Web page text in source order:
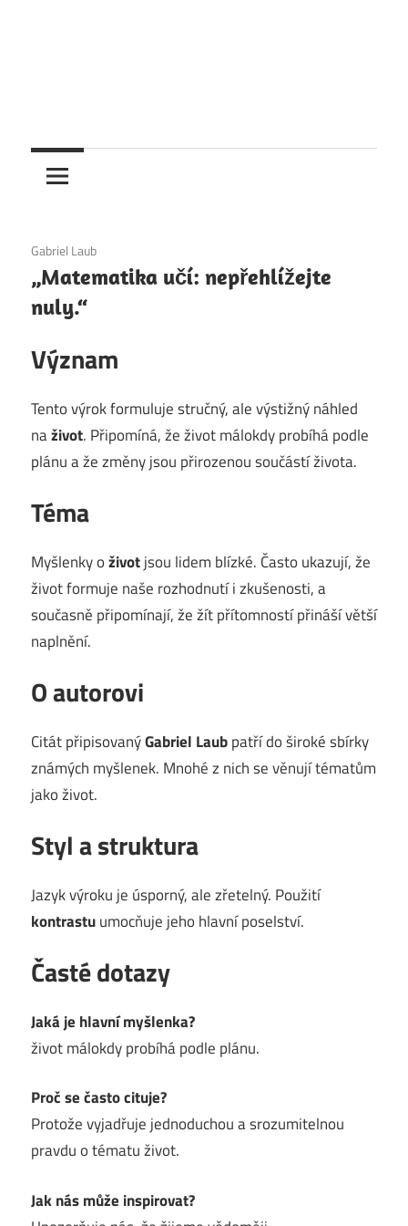
6. 12. 2020
Gabriel Laub
„Matematika učí: nepřehlížejte
nuly.“
Význam
Tento výrok formuluje stručný, ale výstižný náhled
naživot. Připomíná, že život málokdy probíhá podle
plánu a že změny jsou přirozenou součástí života.
Téma
Myšlenky oživotjsou lidem blízké. Často ukazují, že
život formuje naše rozhodnutí i zkušenosti, a
současně připomínají, že žít přítomností přináší větší
naplnění.
O autorovi
Citát připisovanýGabriel Laubpatří do široké sbírky
známých myšlenek. Mnohé z nich se věnují tématům
jako život.
Styl a struktura
Jazyk výroku je úsporný, ale zřetelný. Použití
kontrastuumocňuje jeho hlavní poselství.
Časté dotazy
Jaká je hlavní myšlenka?
život málokdy probíhá podle plánu.
Proč se často cituje?
Protože vyjadřuje jednoduchou a srozumitelnou
pravdu o tématu život.
Jak nás může inspirovat?